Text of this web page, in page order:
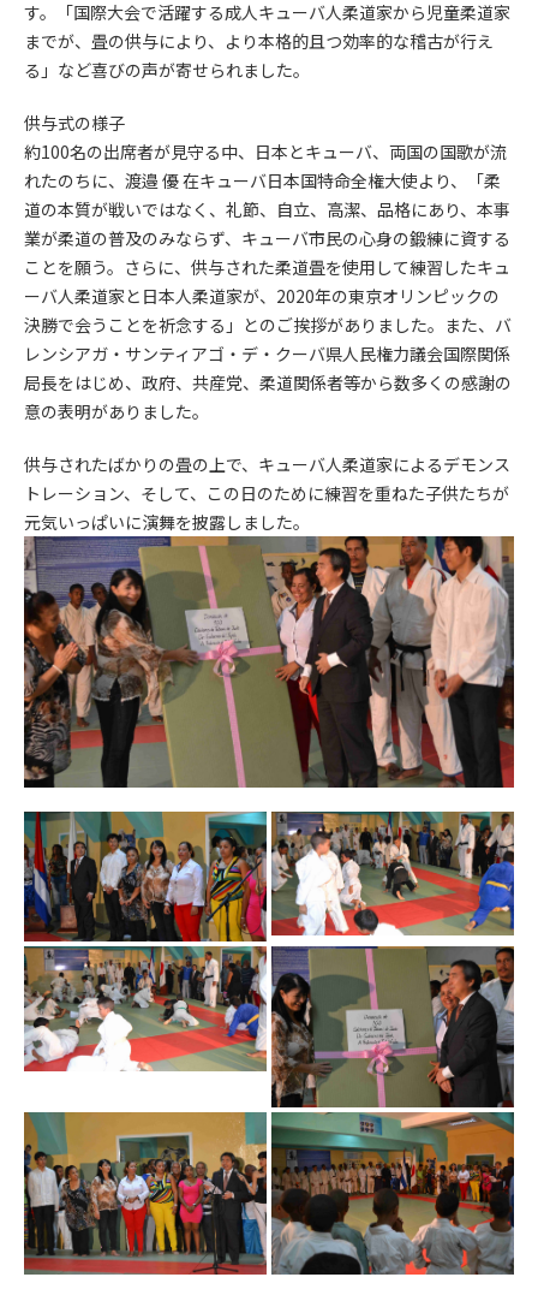
す。「国際大会で活躍する成人キューバ人柔道家から児童柔道家
までが、畳の供与により、より本格的且つ効率的な稽古が行え
る」など喜びの声が寄せられました。
供与式の様子
約100名の出席者が見守る中、日本とキューバ、両国の国歌が流
れたのちに、渡邉 優 在キューバ日本国特命全権大使より、「柔
道の本質が戦いではなく、礼節、自立、高潔、品格にあり、本事
業が柔道の普及のみならず、キューバ市民の心身の鍛練に資する
ことを願う。さらに、供与された柔道畳を使用して練習したキュ
ーバ人柔道家と日本人柔道家が、2020年の東京オリンピックの
決勝で会うことを祈念する」とのご挨拶がありました。また、バ
レンシアガ・サンティアゴ・デ・クーバ県人民権力議会国際関係
局長をはじめ、政府、共産党、柔道関係者等から数多くの感謝の
意の表明がありました。
供与されたばかりの畳の上で、キューバ人柔道家によるデモンス
トレーション、そして、この日のために練習を重ねた子供たちが
元気いっぱいに演舞を披露しました。